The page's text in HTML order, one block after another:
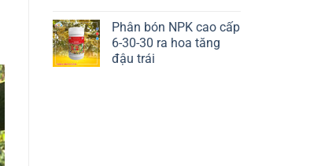
Phân bón NPK cao cấp
6-30-30 ra hoa tăng
đậu trái